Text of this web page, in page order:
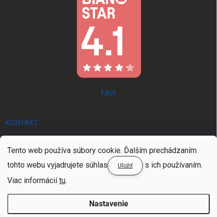
Tento web používa súbory cookie. Ďalším prechádzaním
tohto webu vyjadrujete súhlas
Uložiť
s ich používaním.
Viac informáciítu.
Nastavenie
FAVI
KONTAKT
trendie.sk
0902 521 357 | PON - PIA 8:00 - 16:00
0902 521 357 | PON - PIA 8:00 - 16:00